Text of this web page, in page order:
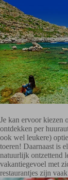
Je kan ervoor kiezen
ontdekken per
ook wel leukere)
toeren! Daarnaast is
natuurlijk ontzettend
vakantiegevoel met
restaurantjes zijn